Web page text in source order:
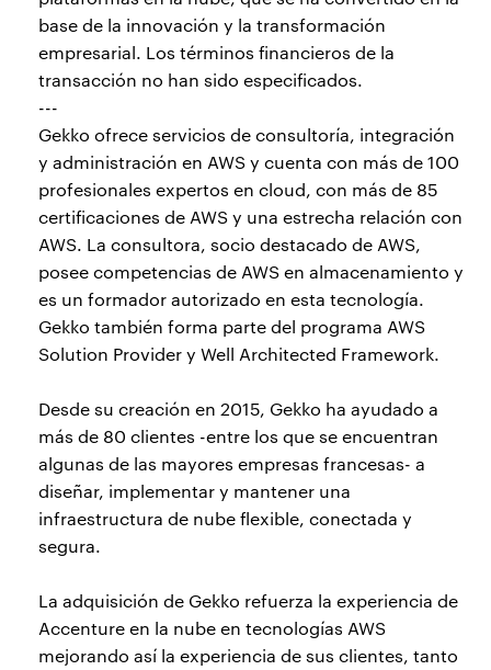
base de la innovación y la transformación
empresarial. Los términos financieros de la
transacción no han sido especificados.
---
Gekko ofrece servicios de consultoría, integración
y administración en AWS y cuenta con más de 100
profesionales expertos en cloud, con más de 85
certificaciones de AWS y una estrecha relación con
AWS. La consultora, socio destacado de AWS,
posee competencias de AWS en almacenamiento y
es un formador autorizado en esta tecnología.
Gekko también forma parte del programa AWS
Solution Provider y Well Architected Framework.
Desde su creación en 2015, Gekko ha ayudado a
más de 80 clientes -entre los que se encuentran
algunas de las mayores empresas francesas- a
diseñar, implementar y mantener una
infraestructura de nube flexible, conectada y
segura.
La adquisición de Gekko refuerza la experiencia de
Accenture en la nube en tecnologías AWS
mejorando así la experiencia de sus clientes, tanto